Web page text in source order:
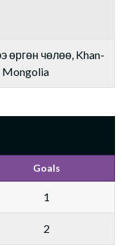
өргөн чөлөө, Khan-
Mongolia
Goals
1
2